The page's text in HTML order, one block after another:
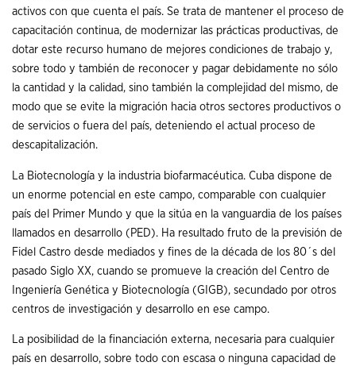
activos con que cuenta el país. Se trata de mantener el proceso de
capacitación continua, de modernizar las prácticas productivas, de
dotar este recurso humano de mejores condiciones de trabajo y,
sobre todo y también de reconocer y pagar debidamente no sólo
la cantidad y la calidad, sino también la complejidad del mismo, de
modo que se evite la migración hacia otros sectores productivos o
de servicios o fuera del país, deteniendo el actual proceso de
descapitalización.
La Biotecnología y la industria biofarmacéutica. Cuba dispone de
un enorme potencial en este campo, comparable con cualquier
país del Primer Mundo y que la sitúa en la vanguardia de los países
llamados en desarrollo (PED). Ha resultado fruto de la previsión de
Fidel Castro desde mediados y fines de la década de los 80´s del
pasado Siglo XX, cuando se promueve la creación del Centro de
Ingeniería Genética y Biotecnología (GIGB), secundado por otros
centros de investigación y desarrollo en ese campo.
La posibilidad de la financiación externa, necesaria para cualquier
país en desarrollo, sobre todo con escasa o ninguna capacidad de